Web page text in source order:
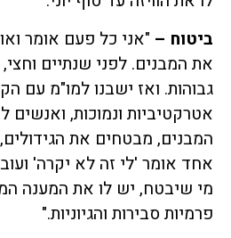
ביטוח – "אני כל פעם אומר
את המבנים. לפני שנתיים
גבוהות. ואז ישבנו למו"מ עם
אטרקטיביות ונמוכות,
המבנים, מבטחים את
אחד אומר 'לי זה לא יקרה'
מי שיבטח, יש לו את המענה
פרמיות סבירות והגיוניות."